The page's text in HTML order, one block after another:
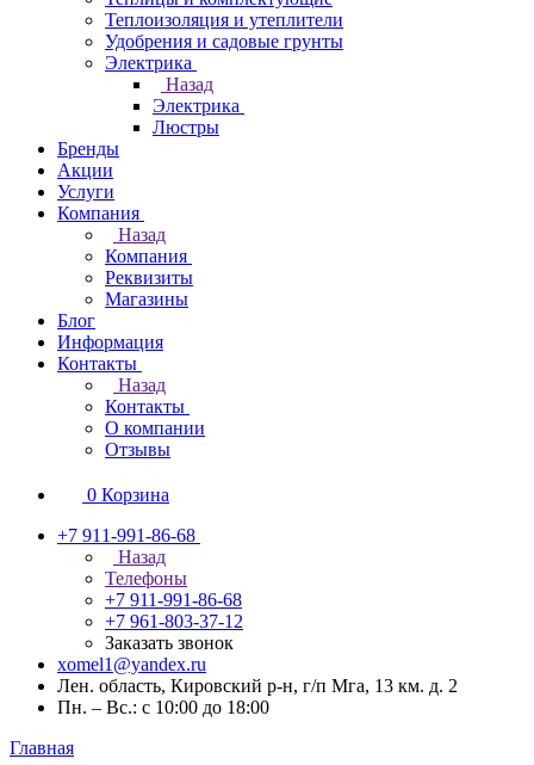
Теплоизоляция и утеплители
Удобрения и садовые грунты
Электрика
Назад
Электрика
Люстры
Бренды
Акции
Услуги
Компания
Назад
Компания
Реквизиты
Магазины
Блог
Информация
Контакты
Назад
Контакты
О компании
Отзывы
0 Корзина
+7 911-991-86-68
Назад
Телефоны
+7 911-991-86-68
+7 961-803-37-12
Заказать звонок
xomel1@yandex.ru
Лен. область, Кировский р-н, г/п Мга, 13 км. д. 2
Пн. – Вс.: с 10:00 до 18:00
Главная